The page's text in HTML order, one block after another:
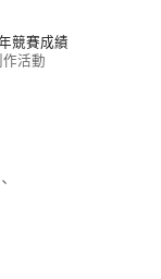
競賽成績
作活動